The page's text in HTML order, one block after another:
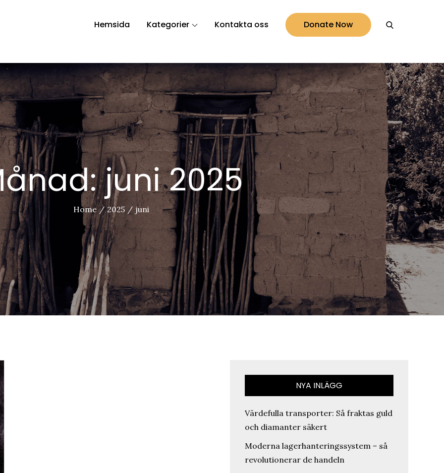
Hemsida Kategorier Kontakta oss Donate Now
juni 2025
Home 2025 juni
NYA INLÄGG
Värdefulla transporter: Så fraktas guld
och diamanter säkert
Moderna lagerhanteringssystem – så
revolutionerar de handeln